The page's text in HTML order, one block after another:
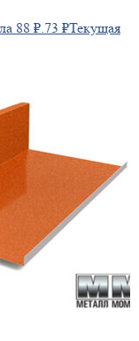
88 ₽.73 ₽Текущая